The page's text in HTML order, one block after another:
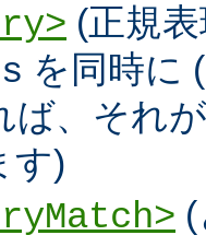
(正規
を同時に (
ば、それ
す)